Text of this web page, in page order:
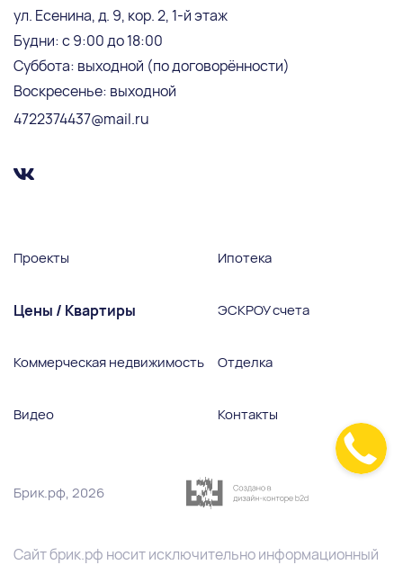
ул. Есенина, д. 9, кор. 2, 1-й этаж
Будни: с 9:00 до 18:00
Суббота: выходной (по договорённости)
Воскресенье: выходной
4722374437@mail.ru
Проекты
Цены / Квартиры
Коммерческая недвижимость
Видео
Ипотека
ЭСКРОУ счета
Отделка
Контакты
Брик.рф, 2026
Сайтбрик.pф носит исключительно информационный